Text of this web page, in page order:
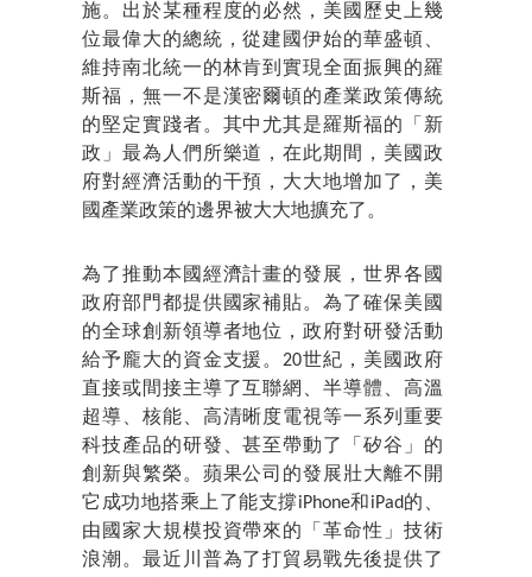
施。出於某種程度的必然，美國歷史上幾
位最偉大的總統，從建國伊始的華盛頓、
維持南北統一的林肯到實現全面振興的羅
斯福，無一不是漢密爾頓的產業政策傳統
的堅定實踐者。其中尤其是羅斯福的「新
政」最為人們所樂道，在此期間，美國政
府對經濟活動的干預，大大地增加了，美
國產業政策的邊界被大大地擴充了。
為了推動本國經濟計畫的發展，世界各國
政府部門都提供國家補貼。為了確保美國
的全球創新領導者地位，政府對研發活動
給予龐大的資金支援。20世紀，美國政府
直接或間接主導了互聯網、半導體、高溫
超導、核能、高清晰度電視等一系列重要
科技產品的研發、甚至帶動了「矽谷」的
創新與繁榮。蘋果公司的發展壯大離不開
它成功地搭乘上了能支撐iPhone和iPad的、
由國家大規模投資帶來的「革命性」技術
浪潮。最近川普為了打貿易戰先後提供了